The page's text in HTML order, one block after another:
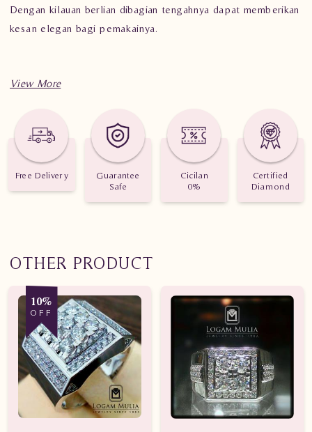
Dengan kilauan berlian dibagian tengahnya dapat memberikan
kesan elegan bagi pemakainya.
Berat : 4.360 gram
Nilai Karat : 0.381 karat
Free Delivery
Guarantee
Safe
Cicilan
0%
Certified
Diamond
OTHER PRODUCT
10%
OFF